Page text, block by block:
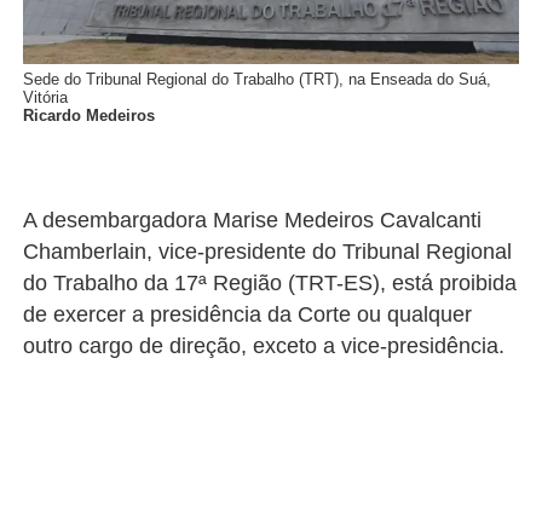
Sede do Tribunal Regional do Trabalho (TRT), na Enseada do Suá,
Vitória
Ricardo Medeiros
A desembargadora Marise Medeiros Cavalcanti
Chamberlain, vice-presidente do Tribunal Regional
do Trabalho da 17ª Região (TRT-ES), está proibida
de exercer a presidência da Corte ou qualquer
outro cargo de direção, exceto a vice-presidência.